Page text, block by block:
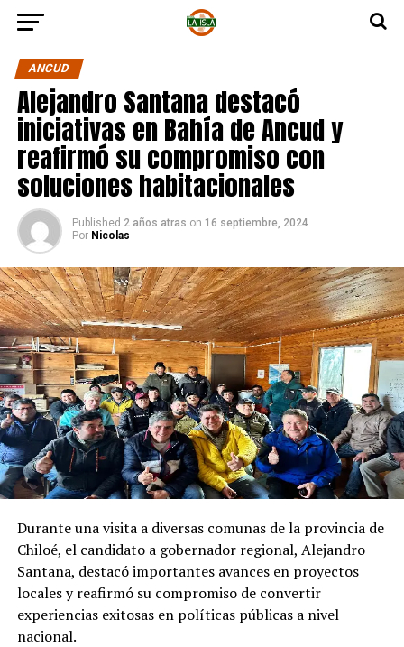
ANCUD
Alejandro Santana destacó
iniciativas en Bahía de Ancud y
reafirmó su compromiso con
soluciones habitacionales
Published 2 años atras on 16 septiembre, 2024
Por Nicolas
Durante una visita a diversas comunas de la provincia de
Chiloé, el candidato a gobernador regional, Alejandro
Santana, destacó importantes avances en proyectos
locales y reafirmó su compromiso de convertir
experiencias exitosas en políticas públicas a nivel
nacional.